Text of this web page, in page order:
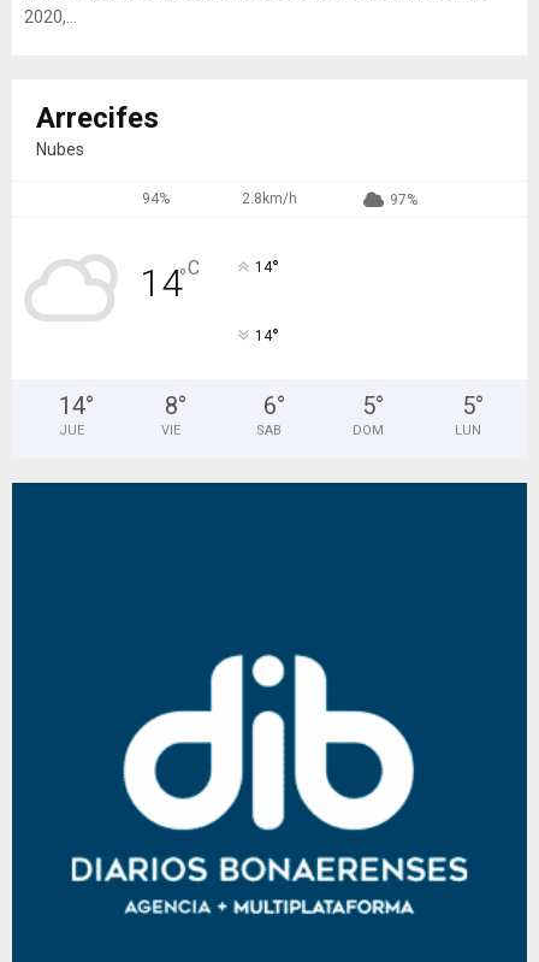
2020,...
Arrecifes
Nubes
94% 2.8km/h 97%
14°C 14°
14°
14°
JUE
8°
VIE
6°
SAB
5°
DOM
5°
LUN